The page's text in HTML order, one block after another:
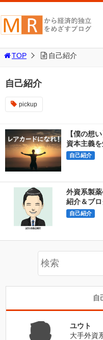
TOP 自己紹介
自己紹介
pickup
【僕の想
資本主義を
自己紹介
外資系製
紹介＆ブ
自己紹介
自
ユウト
大手外資